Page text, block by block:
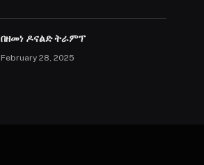
በዘመነ ዶናልድ ትራምፕ
February 28, 2025